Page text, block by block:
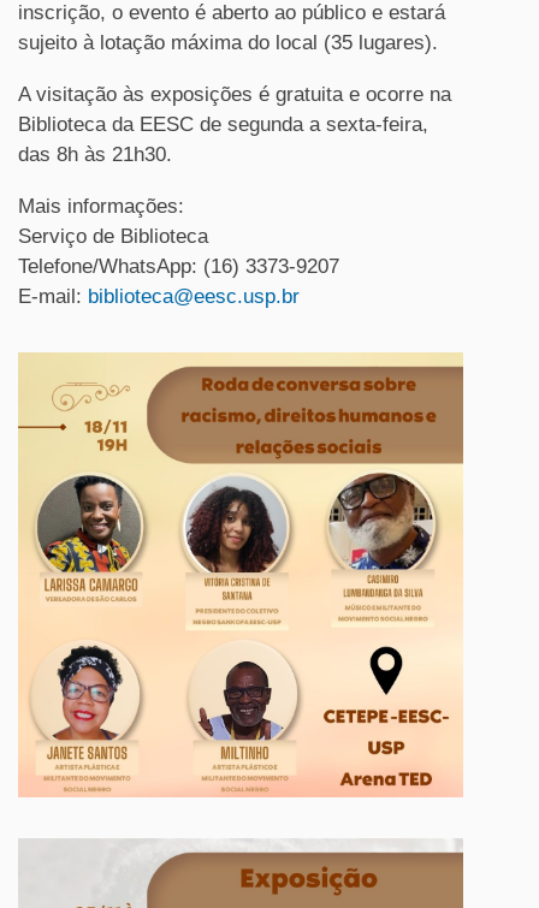
inscrição, o evento é aberto ao público e estará
sujeito à lotação máxima do local (35 lugares).
A visitação às exposições é gratuita e ocorre na
Biblioteca da EESC de segunda a sexta-feira,
das 8h às 21h30.
Mais informações:
Serviço de Biblioteca
Telefone/WhatsApp: (16) 3373-9207
E-mail: biblioteca@eesc.usp.br